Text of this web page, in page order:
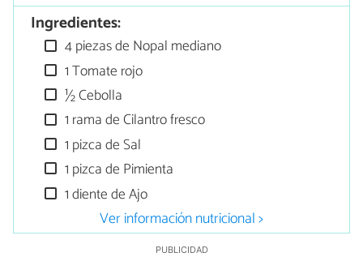
Ingredientes:
4 piezas de Nopal mediano
1 Tomate rojo
½ Cebolla
1 rama de Cilantro fresco
1 pizca de Sal
1 pizca de Pimienta
1 diente de Ajo
Ver información nutricional >